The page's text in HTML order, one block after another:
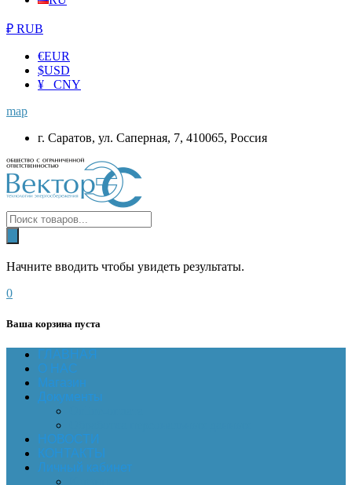
₽ RUB
€EUR
$USD
¥ CNY
map
г. Саратов, ул. Саперная, 7, 410065, Россия
Начните вводить чтобы увидеть результаты.
0
Ваша корзина пуста
ГЛАВНАЯ
О НАС
Магазин
Документы
НОВОСТИ
КОНТАКТЫ
Личный кабинет